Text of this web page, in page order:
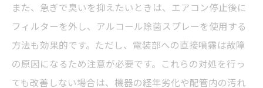
また、急ぎで臭いを抑えたいときは、エアコン停止後に
フィルターを外し、アルコール除菌スプレーを使用する
方法も効果的です。ただし、電装部への直接噴霧は故障
の原因になるため注意が必要です。これらの対処を行っ
ても改善しない場合は、機器の経年劣化や配管内の汚れ